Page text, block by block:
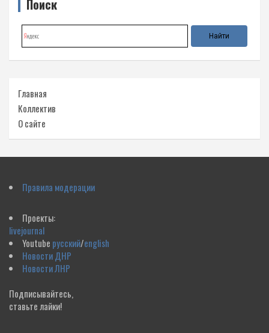
Поиск
Главная
Коллектив
О сайте
Правила модерации
Проекты:
livejournal
Youtube русский/english
Новости ДНР
Новости ЛНР
Подписывайтесь,
ставьте лайки!